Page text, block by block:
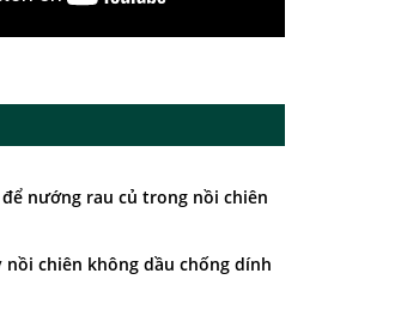
nướng rau củ trong nồi chiên
nồi chiên không dầu chống dính